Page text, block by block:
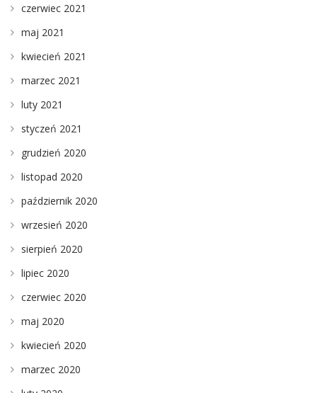
czerwiec 2021
maj 2021
kwiecień 2021
marzec 2021
luty 2021
styczeń 2021
grudzień 2020
listopad 2020
październik 2020
wrzesień 2020
sierpień 2020
lipiec 2020
czerwiec 2020
maj 2020
kwiecień 2020
marzec 2020